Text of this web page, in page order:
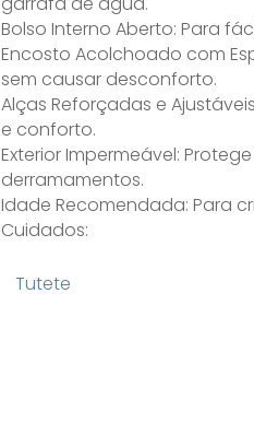
Bolso Interno Aberto: Para
Encosto Acolchoado com
sem causar desconforto.
Alças Reforçadas e
e conforto.
Exterior Impermeável:
derramamentos.
Idade Recomendada: Para
Cuidados:
Tutete